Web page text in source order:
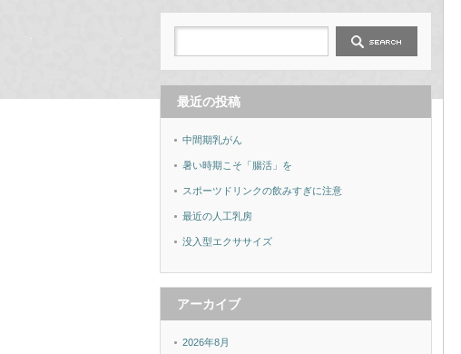
最近の投稿
中間期乳がん
暑い時期こそ「腸活」を
スポーツドリンクの飲みすぎに注意
最近の人工乳房
没入型エクササイズ
アーカイブ
2026年8月